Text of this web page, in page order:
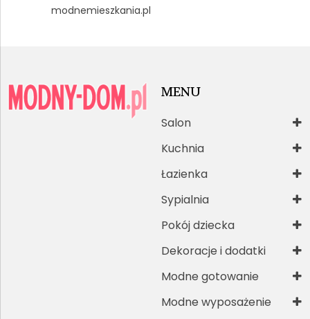
modnemieszkania.pl
MENU
Salon
Kuchnia
Łazienka
Sypialnia
Pokój dziecka
Dekoracje i dodatki
Modne gotowanie
Modne wyposażenie